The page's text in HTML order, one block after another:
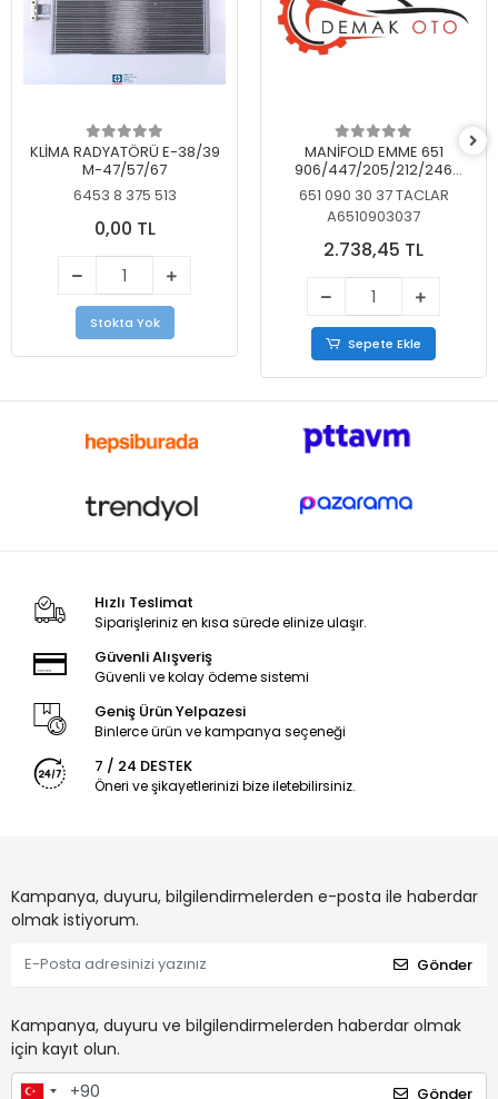
KLİMA RADYATÖRÜ E-38/39
M-47/57/67
6453 8 375 513
0,00 TL
Stokta Yok
MANİFOLD EMME 651
906/447/205/212/246
KELEBEKSİZ
651 090 30 37 TACLAR
A6510903037
2.738,45 TL
Sepete Ekle
Hızlı Teslimat
Siparişleriniz en kısa sürede elinize ulaşır.
Güvenli Alışveriş
Güvenli ve kolay ödeme sistemi
Geniş Ürün Yelpazesi
Binlerce ürün ve kampanya seçeneği
7 / 24 DESTEK
Öneri ve şikayetlerinizi bize iletebilirsiniz.
Kampanya, duyuru, bilgilendirmelerden e-posta ile haberdar
olmak istiyorum.
Gönder
Kampanya, duyuru ve bilgilendirmelerden haberdar olmak
için kayıt olun.
Gönder